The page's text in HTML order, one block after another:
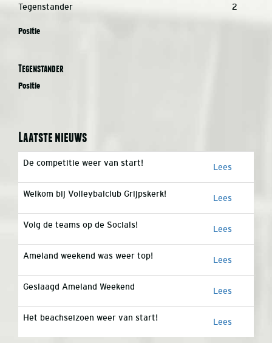
Tegenstander
2
Positie
Tegenstander
Positie
Laatste nieuws
De competitie weer van start! Lees
Welkom bij Volleybalclub Grijpskerk! Lees
Volg de teams op de Socials! Lees
Ameland weekend was weer top! Lees
Geslaagd Ameland Weekend Lees
Het beachseizoen weer van start! Lees